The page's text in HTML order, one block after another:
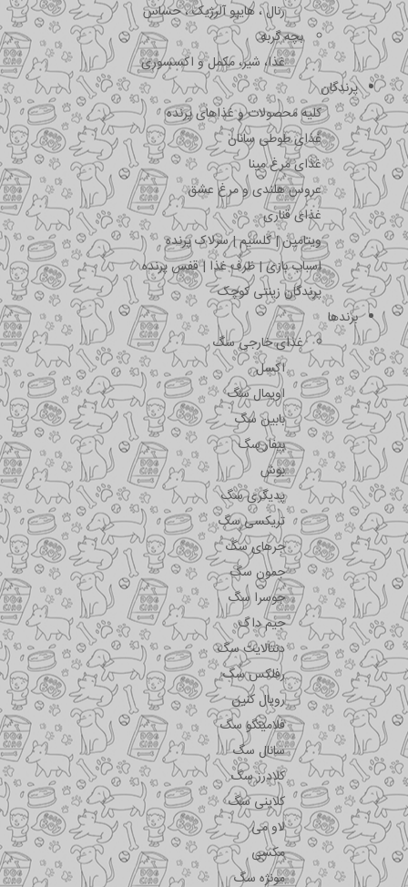
رنال ، هایپو آلرژیک ، حساس
بچه گربه
غذا، شیر، مکمل و اکسسوری
پرندگان
کلیه محصولات و غذاهای پرنده
غذای طوطی سانان
غذای مرغ مینا
عروس هلندی و مرغ عشق
غذای قناری
ویتامین | کلسیم | سرلاک پرنده
اسباب بازی | ظرف غذا | قفس پرنده
پرندگان زینتی کوچک
برندها
غذای خارجی سگ
اکسل
اویمال سگ
بابین سگ
بیفار سگ
بوش
پدیگری سگ
تریکسی سگ
جرهای سگ
جمون سگ
جوسرا سگ
جیم داگ
دنتالایت سگ
رفلکس سگ
رویال کنین
فلامینگو سگ
سانال سگ
کلادرز سگ
کلاینی سگ
لاو می
مکسی
مونژه سگ